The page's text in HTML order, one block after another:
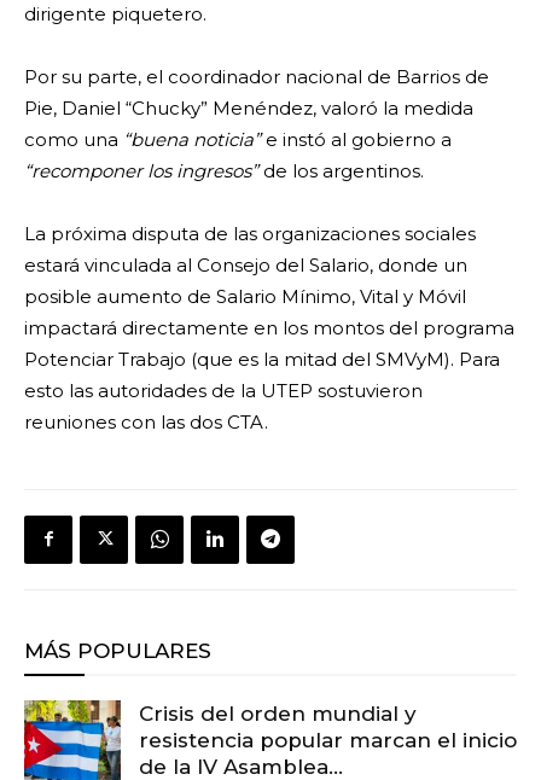
dirigente piquetero.
Por su parte, el coordinador nacional de Barrios de
Pie, Daniel “Chucky” Menéndez, valoró la medida
como una “buena noticia”e instó al gobierno a
“recomponer los ingresos”de los argentinos.
La próxima disputa de las organizaciones sociales
estará vinculada al Consejo del Salario, donde un
posible aumento de Salario Mínimo, Vital y Móvil
impactará directamente en los montos del programa
Potenciar Trabajo (que es la mitad del SMVyM). Para
esto las autoridades de la UTEP sostuvieron
reuniones con las dos CTA.
MÁS POPULARES
Crisis del orden mundial y
resistencia popular marcan el inicio
de la IV Asamblea...